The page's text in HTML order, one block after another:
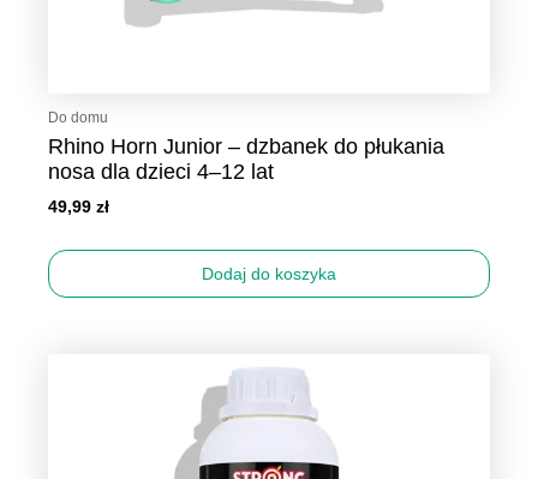
Do domu
Rhino Horn Junior – dzbanek do płukania
nosa dla dzieci 4–12 lat
49,99zł
Dodaj do koszyka